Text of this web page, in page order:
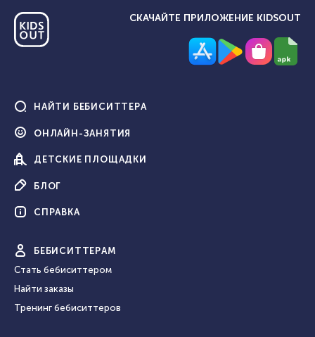
СКАЧАЙТЕ ПРИЛОЖЕНИЕ KIDSOUT
НАЙТИ БЕБИСИТТЕРА
ОНЛАЙН-ЗАНЯТИЯ
ДЕТСКИЕ ПЛОЩАДКИ
БЛОГ
СПРАВКА
БЕБИ СИТТЕРАМ
Стать бебиситтером
Найти заказы
Тренинг бебиситтеров